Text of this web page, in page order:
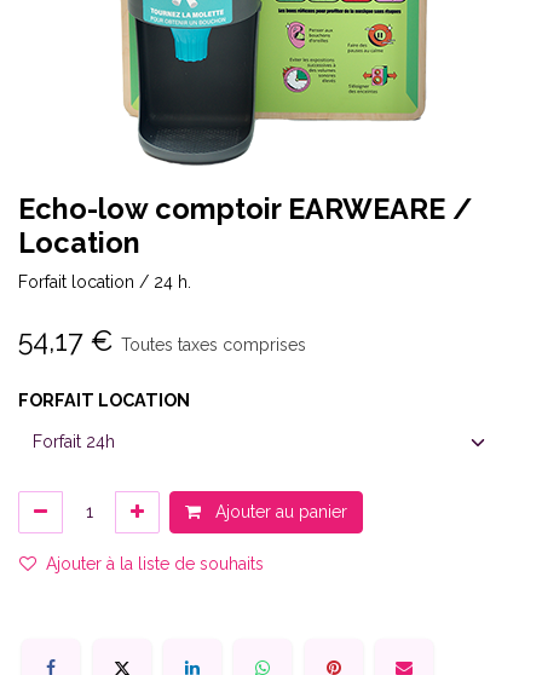
Echo-low comptoir EARWEARE /
Location
Forfait location / 24 h.
54,17 € Toutes taxes comprises
FORFAIT LOCATION
Ajouter au panier
Ajouter à la liste de souhaits